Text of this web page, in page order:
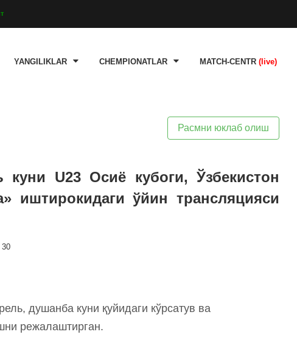
YANGILIKLAR CHEMPIONATLAR MATCH-CENTR (live)
Расмни юклаб олиш
куни U23 Осиё кубоги, Ўзбекистон
иштирокидаги ўйин трансляцияси
30
душанба куни қуйидаги кўрсатув ва
режалаштирган.